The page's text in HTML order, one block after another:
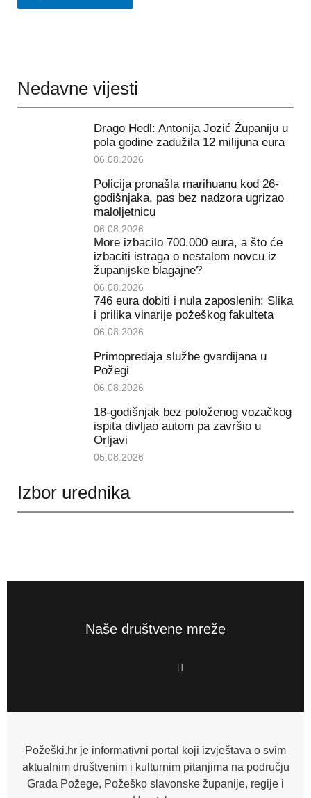
Nedavne vijesti
Drago Hedl: Antonija Jozić Županiju u
pola godine zadužila 12 milijuna eura
06.08.2026
Policija pronašla marihuanu kod 26-
godišnjaka, pas bez nadzora ugrizao
maloljetnicu
06.08.2026
More izbacilo 700.000 eura, a što će
izbaciti istraga o nestalom novcu iz
županijske blagajne?
06.08.2026
746 eura dobiti i nula zaposlenih: Slika
i prilika vinarije požeškog fakulteta
06.08.2026
Primopredaja službe gvardijana u
Požegi
06.08.2026
18-godišnjak bez položenog vozačkog
ispita divljao autom pa završio u
Orljavi
05.08.2026
Izbor urednika
Naše društvene mreže
Požeški.hr je informativni portal koji izvještava o svim
aktualnim društvenim i kulturnim pitanjima na području
Grada Požege, Požeško slavonske županije, regije i